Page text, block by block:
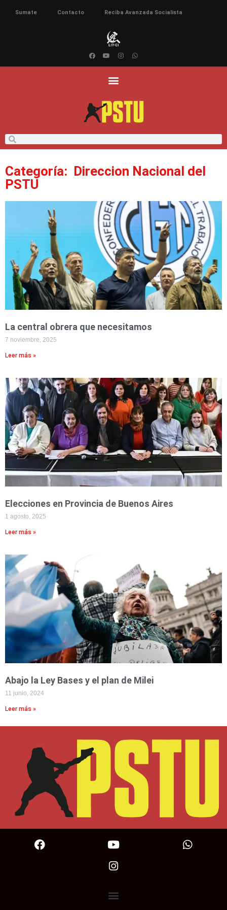
Sumate Contacto Reciba Avanzada Socialista
Categoría: Direccion Nacional del
PSTU
La central obrera que necesitamos
7 noviembre, 2025
Leer más »
Elecciones en Provincia de Buenos Aires
1 agosto, 2025
Leer más »
Abajo la Ley Bases y el plan de Milei
11 junio, 2024
Leer más »